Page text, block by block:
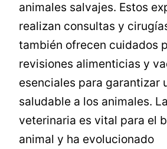
animales salvajes. Estos
realizan consultas y
también ofrecen cuidados
revisiones alimenticias y
esenciales para garantizar
saludable a los animales.
veterinaria es vital para el
animal y ha evolucionado